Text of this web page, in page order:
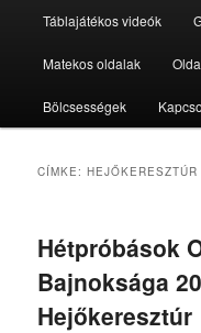
az
elsődleges
tartalomra
a
másodlagos
tartalomra
Táblajátékos videók
Matekos oldalak
Bölcsességek
CÍMKE:HEJŐKERESZTÚR
Hétpróbások
Bajnoksága
Hejőkeresztúr